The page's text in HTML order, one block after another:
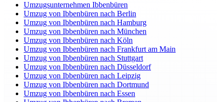
Umzugsunternehmen Ibbenbüren
Umzug von Ibbenbüren nach Berlin
Umzug von Ibbenbüren nach Hamburg
Umzug von Ibbenbüren nach München
Umzug von Ibbenbüren nach Köln
Umzug von Ibbenbüren nach Frankfurt am Main
Umzug von Ibbenbüren nach Stuttgart
Umzug von Ibbenbüren nach Düsseldorf
Umzug von Ibbenbüren nach Leipzig
Umzug von Ibbenbüren nach Dortmund
Umzug von Ibbenbüren nach Essen